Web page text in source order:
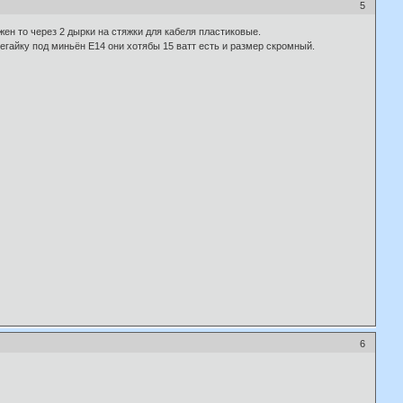
5
то через 2 дырки на стяжки для кабеля пластиковые.
под миньён Е14 они хотябы 15 ватт есть и размер скромный.
6